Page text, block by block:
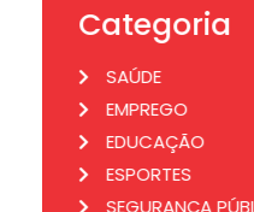
Categoria
SAÚDE
EMPREGO
EDUCAÇÃO
ESPORTES